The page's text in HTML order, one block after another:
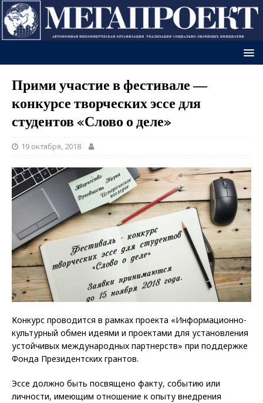
Прими участие в фестивале —
конкурсе творческих эссе для
студентов «Слово о деле»
19 октября, 2018
Конкурс проводится в рамках проекта «Информационно-
культурный обмен идеями и проектами для установления
устойчивых международных партнерств» при поддержке
Фонда Президентских грантов.
Эссе должно быть посвящено факту, событию или
личности, имеющим отношение к опыту внедрения